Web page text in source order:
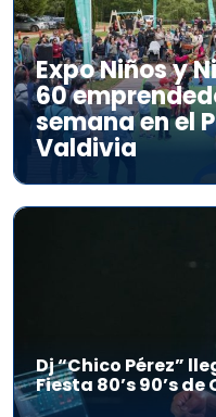
Expo Niños y
60
semana en el
Valdivia
Dj “Chico Pérez”
Fiesta 80’s 90’s de